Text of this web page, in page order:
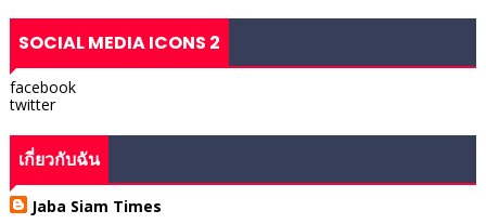
SOCIAL MEDIA ICONS 2
facebook
twitter
เกี่ยวกับฉัน
Jaba Siam Times